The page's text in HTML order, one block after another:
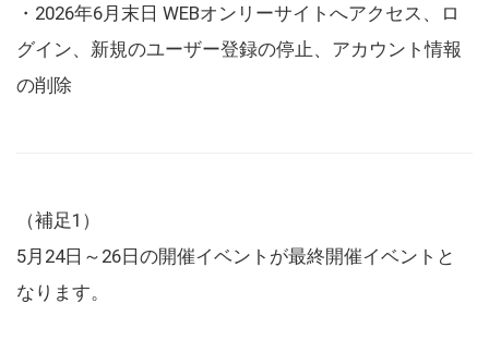
・2026年6月末日 WEBオンリーサイトへアクセス、ロ
グイン、新規のユーザー登録の停止、アカウント情報
の削除
（補足1）
5月24日～26日の開催イベントが最終開催イベントと
なります。